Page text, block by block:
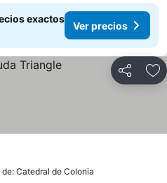
exactos
Ver precios
Compartir
de: Catedral de Colonia